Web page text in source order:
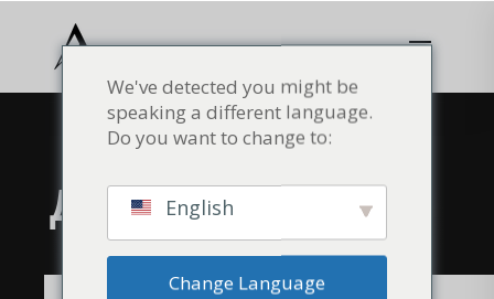
ДОСТУП
We've detected you might be
speaking a different language.
Do you want to change to:
English
Change Language